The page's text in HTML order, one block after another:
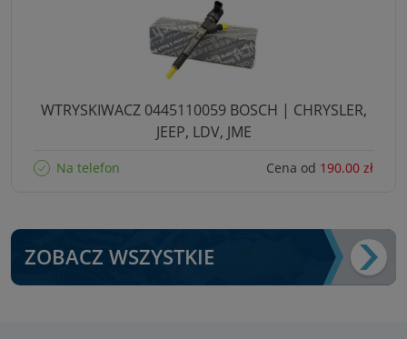
WTRYSKIWACZ 0445110059 BOSCH | CHRYSLER,
JEEP, LDV, JME
Na telefon Cena od 190.00 zł
ZOBACZ WSZYSTKIE